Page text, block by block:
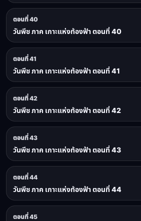
ตอนที่ 40
วันพีช ภาค เกาะแห่งท้องฟ้า ตอนที่ 40
ตอนที่ 41
วันพีช ภาค เกาะแห่งท้องฟ้า ตอนที่ 41
ตอนที่ 42
วันพีช ภาค เกาะแห่งท้องฟ้า ตอนที่ 42
ตอนที่ 43
วันพีช ภาค เกาะแห่งท้องฟ้า ตอนที่ 43
ตอนที่ 44
วันพีช ภาค เกาะแห่งท้องฟ้า ตอนที่ 44
ตอนที่ 45